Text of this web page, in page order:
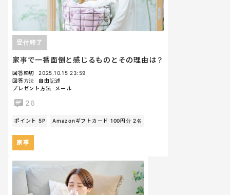
家事で一番面倒と感じるものとその理由は？
受付終了
回答締切
2025.10.15 23:59
回答方法
自由記述
プレゼント方法
メール
26
ポイント 5P Amazonギフトカード 100円分 2名
家事